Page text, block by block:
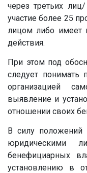
через третьих
участие более 25
лицом либо имеет
действия.
При этом под
следует понимать
организацией
выявление и
отношении своих
В силу положений
юридическими
бенефициарных
установлению в